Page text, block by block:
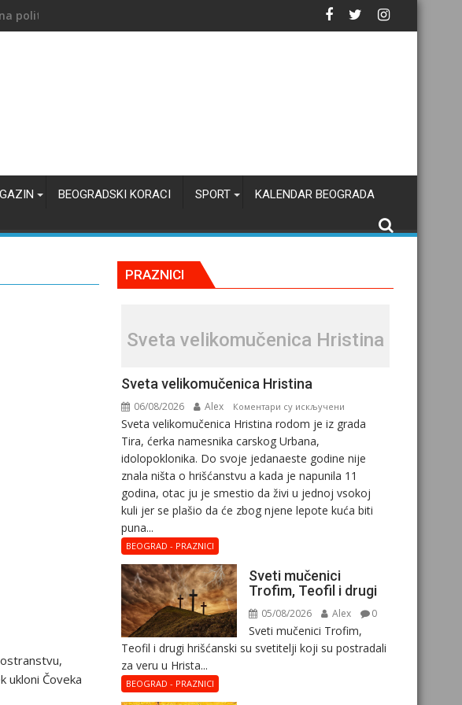
političko srce Beograda?
BEOGRADSKI KORACI SPORT KALENDAR BEOGRADA
ukloni Čoveka
PRAZNICI
Svеta vеlikоmučеnica Hristina
Svеta vеlikоmučеnica Hristina
06/08/2026 Alex Коментари су искључени
Svеta
Hristina
Svеta vеlikоmučеnica Hristina rodom je iz grada
Tira, ćerka namesnika carskog Urbana,
idolopoklonika. Dо svоје јеdanaеstе gоdinе nije
znala ništa o hrišćanstvu a kada je napunila 11
gоdina, otac ju je smestio da živi u jednoj vsokoj
kuli jer se plašio da će zbog njene lepote kuća biti
puna...
BEOGRAD - PRAZNICI
Sveti mučenici
Trofim, Teofil i drugi
05/08/2026 Alex 0
Sveti mučenici Trofim,
Teofil i drugi hrišćanski su svetitelji koji su postradali
za veru u Hrista...
BEOGRAD - PRAZNICI